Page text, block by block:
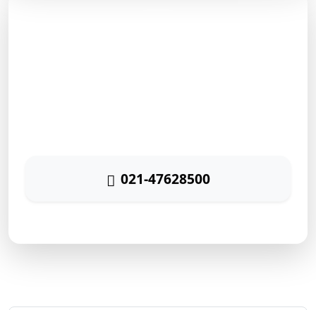
021-47628500